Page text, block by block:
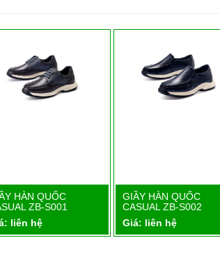
Chi tiết
HÀN QUỐC
ZB-S001
liên hệ
Chi tiết
GIẦY HÀN QUỐC
CASUAL ZB-S002
Giá: liên hệ